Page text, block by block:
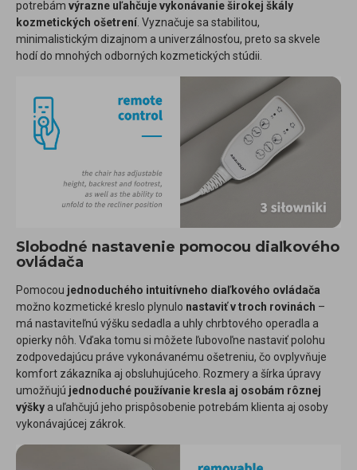
potrebám výrazne uľahčuje vykonávanie širokej škály
kozmetických ošetrení . Vyznačuje sa stabilitou,
minimalistickým dizajnom a univerzálnosťou, preto sa skvele
hodí do mnohých odborných kozmetických stúdii.
Slobodné nastavenie pomocou diaľkového
ovládača
Pomocou jednoduchého intuitívneho diaľkového ovládača
možno kozmetické kreslo plynulo nastaviť v troch rovinách –
má nastaviteľnú výšku sedadla a uhly chrbtového operadla a
opierky nôh. Vďaka tomu si môžete ľubovoľne nastaviť polohu
zodpovedajúcu práve vykonávanému ošetreniu, čo ovplyvňuje
komfort zákazníka aj obsluhujúceho. Rozmery a šírka úpravy
umožňujú jednoduché používanie kresla aj osobám rôznej
výšky a uľahčujú jeho prispôsobenie potrebám klienta aj osoby
vykonávajúcej zákrok.